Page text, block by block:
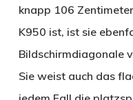
knapp 106
K950 ist, ist sie
Bildschirmdiagonale
Sie weist auch das